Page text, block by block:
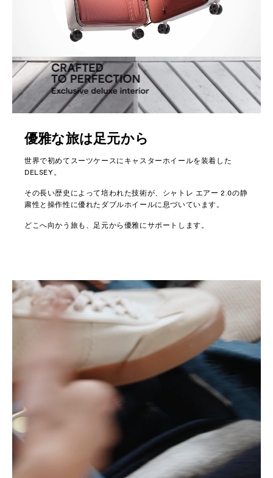
優雅な旅は足元から
世界で初めてスーツケースにキャスターホイールを装着した
DELSEY。
その長い歴史によって培われた技術が、シャトレ エアー 2.0の静
粛性と操作性に優れたダブルホイールに息づいています。
どこへ向かう旅も、足元から優雅にサポートします。